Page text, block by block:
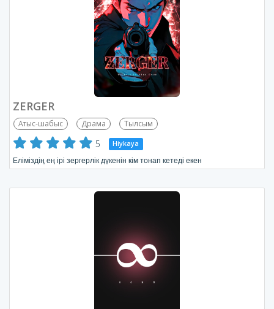
ZERGER
Атыс-шабыс Драма Тылсым
5 Hiykaya
Еліміздің ең ірі зергерлік дүкенін кім тонап кетеді екен